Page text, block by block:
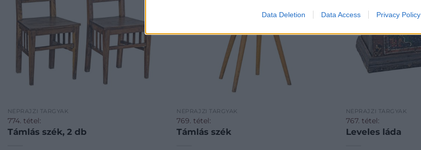
Data Deletion Data Access Privacy Policy
NÉPRAJZI TÁRGYAK
774. tétel:
Támlás szék, 2 db
NÉPRAJZI TÁRGYAK
769. tétel:
Támlás szék
NÉPRAJZI TÁRGYAK
767. tétel:
Leveles láda